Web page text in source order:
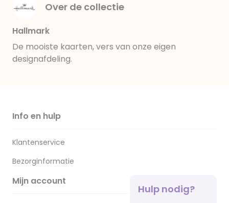
Over de collectie
Hallmark
De mooiste kaarten, vers van onze eigen
designafdeling.
Info en hulp
Klantenservice
Bezorginformatie
Mijn account
Hulp nodig?